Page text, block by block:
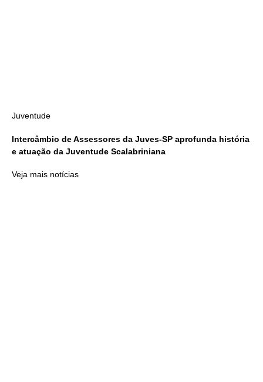
Juventude
Intercâmbio de Assessores da Juves-SP aprofunda história
e atuação da Juventude Scalabriniana
Veja mais notícias